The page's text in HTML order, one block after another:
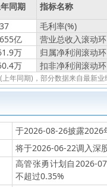
同期
指标名称
毛利率(%)
亿
营业总收入滚动
万
归属净利润滚动
万 扣非净利润滚动
年同期)，部分数据来自最新业
于2026-08-26披露2026
将于2026-06-22调入深
高管张勇计划自2026-
不超过0.35%